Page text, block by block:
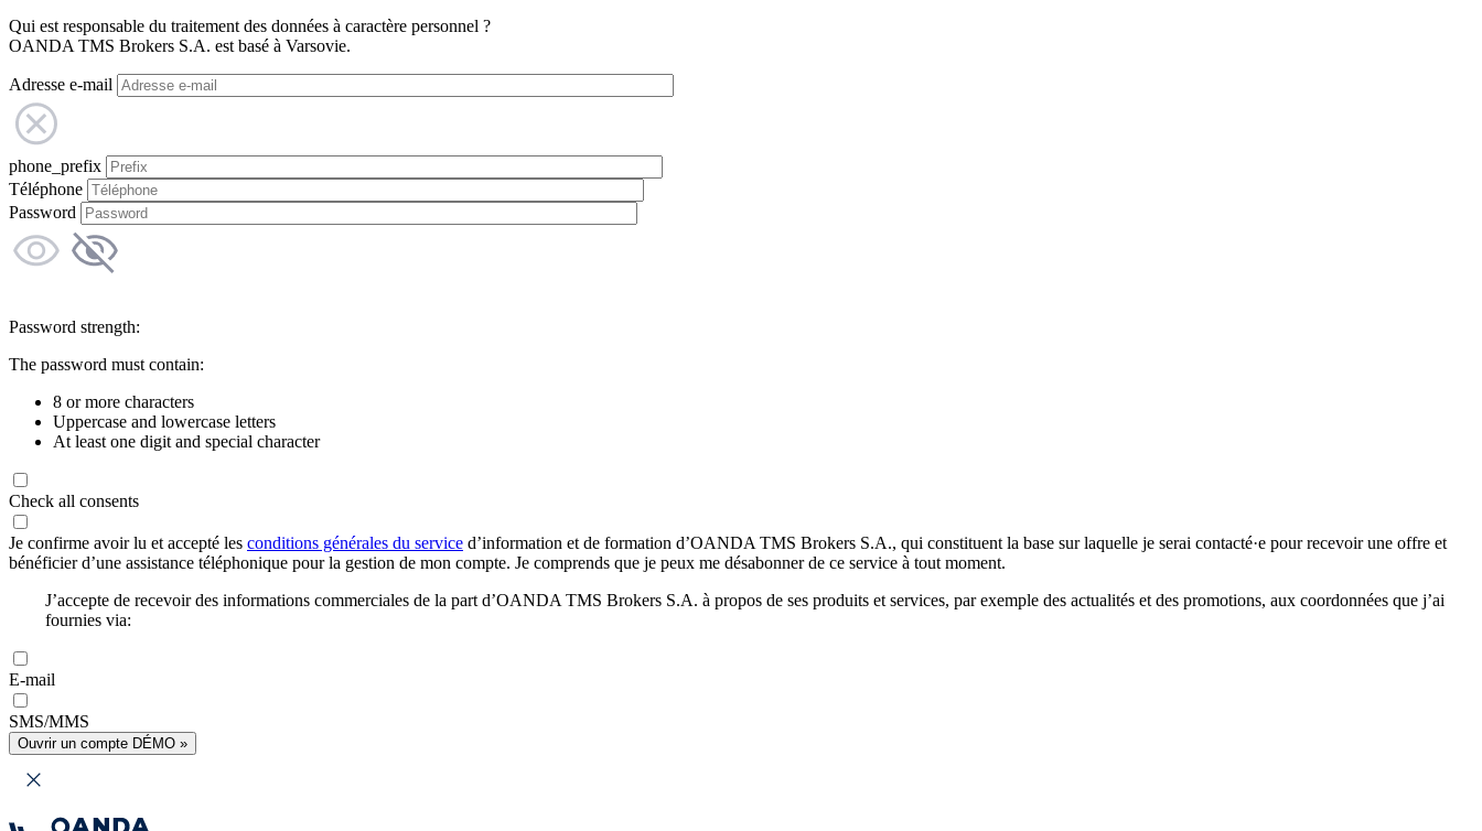
Qui est responsable du traitement des données à caractère personnel ?
OANDA TMS Brokers S.A. est basé à Varsovie.
Adresse e-mail
phone_prefix
Téléphone
Password
Password strength:
The password must contain:
8 or more characters
Uppercase and lowercase letters
At least one digit and special character
Check all consents
Je confirme avoir lu et accepté les conditions générales du service d’information et de formation d’OANDA TMS Brokers S.A., qui constituent la base sur laquelle je serai contacté·e pour recevoir une offre et
bénéficier d’une assistance téléphonique pour la gestion de mon compte. Je comprends que je peux me désabonner de ce service à tout moment.
J’accepte de recevoir des informations commerciales de la part d’OANDA TMS Brokers S.A. à propos de ses produits et services, par exemple des actualités et des promotions, aux coordonnées que j’ai
fournies via:
E-mail
SMS/MMS
Ouvrir un compte DÉMO »